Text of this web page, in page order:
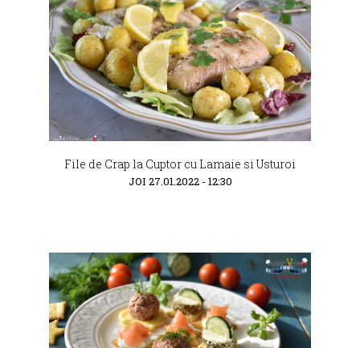
File de Crap la Cuptor cu Lamaie si Usturoi
JOI 27.01.2022 - 12:30